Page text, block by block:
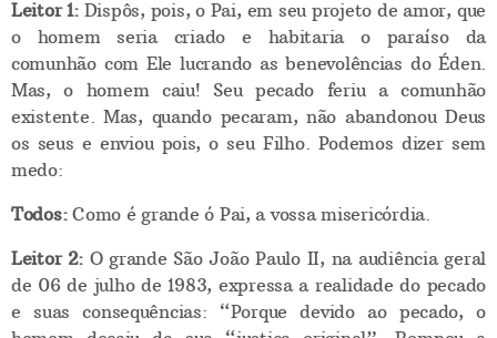
Leitor 1: Dispôs, pois, o Pai, em seu projeto de amor, que
o homem seria criado e habitaria o paraíso da
comunhão com Ele lucrando as benevolências do Éden.
Mas, o homem caiu! Seu pecado feriu a comunhão
existente. Mas, quando pecaram, não abandonou Deus
os seus e enviou pois, o seu Filho. Podemos dizer sem
medo:
Todos:Como é grande ó Pai, a vossa misericórdia.
Leitor 2:O grande São João Paulo II, na audiência geral
de 06 de julho de 1983, expressa a realidade do pecado
e suas consequências: “Porque devido ao pecado, o